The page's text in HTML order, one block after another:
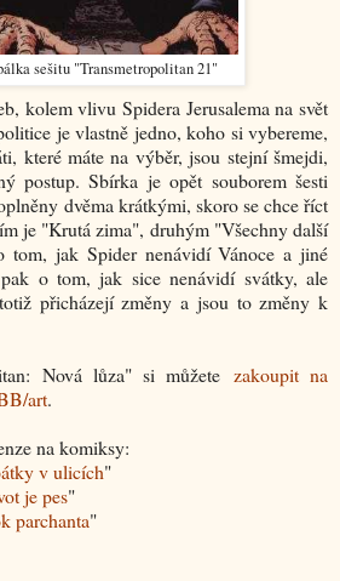
sešitu "Transmetropolitan 21"
kolem vlivu Spidera Jerusalema na svět
je vlastně jedno, koho si vybereme,
které máte na výběr, jsou stejní šmejdi,
postup. Sbírka je opět souborem šesti
dvěma krátkými, skoro se chce říct
je "Krutá zima", druhým "Všechny další
jak Spider nenávidí Vánoce a jiné
o tom, jak sice nenávidí svátky, ale
přicházejí změny a jsou to změny k
Nová lůza" si můžete zakoupit na
art.
na komiksy:
v ulicích"
je pes"
parchanta"